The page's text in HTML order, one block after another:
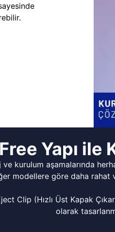
Yapı ile
kurulum aşamalarında
modellere göre daha rahat
Clip (Hızlı Üst Kapak
olarak